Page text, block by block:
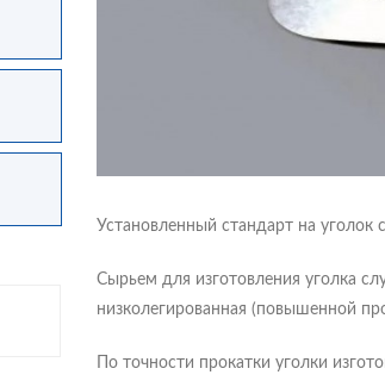
Установленный стандарт на
Сырьем для изготовления уголка
низколегированная (повышенной
По точности прокатки уголки